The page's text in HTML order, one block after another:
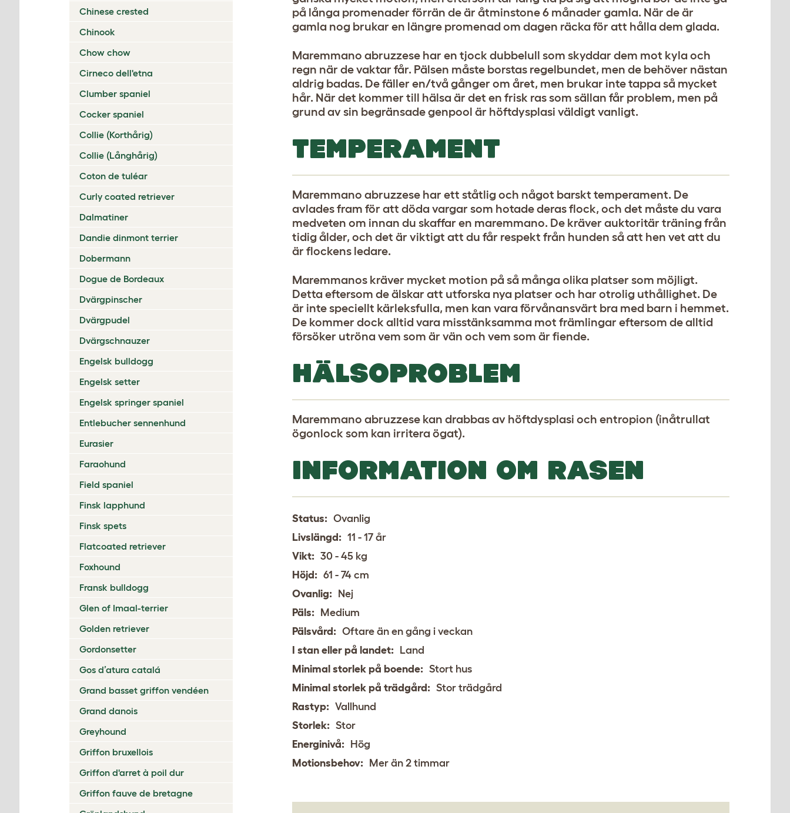
Chinese crested
Chinook
Chow chow
Cirneco dell'etna
Clumber spaniel
Cocker spaniel
Collie (Korthårig)
Collie (Långhårig)
Coton de tuléar
Curly coated retriever
Dalmatiner
Dandie dinmont terrier
Dobermann
Dogue de Bordeaux
Dvärgpinscher
Dvärgpudel
Dvärgschnauzer
Engelsk bulldogg
Engelsk setter
Engelsk springer spaniel
Entlebucher sennenhund
Eurasier
Faraohund
Field spaniel
Finsk lapphund
Finsk spets
Flatcoated retriever
Foxhound
Fransk bulldogg
Glen of Imaal-terrier
Golden retriever
Gordonsetter
Gos d’atura catalá
Grand basset griffon vendéen
Grand danois
Greyhound
Griffon bruxellois
Griffon d'arret à poil dur
Griffon fauve de bretagne
på långa promenader förrän de är åtminstone 6 månader gamla. När de är
gamla nog brukar en längre promenad om dagen räcka för att hålla dem glada.
Maremmano abruzzese har en tjock dubbelull som skyddar dem mot kyla och
regn när de vaktar får. Pälsen måste borstas regelbundet, men de behöver nästan
aldrig badas. De fäller en/två gånger om året, men brukar inte tappa så mycket
hår. När det kommer till hälsa är det en frisk ras som sällan får problem, men på
grund av sin begränsade genpool är höftdysplasi väldigt vanligt.
TEMPERAMENT
Maremmano abruzzese har ett ståtlig och något barskt temperament. De
avlades fram för att döda vargar som hotade deras flock, och det måste du vara
medveten om innan du skaffar en maremmano. De kräver auktoritär träning från
tidig ålder, och det är viktigt att du får respekt från hunden så att hen vet att du
är flockens ledare.
Maremmanos kräver mycket motion på så många olika platser som möjligt.
Detta eftersom de älskar att utforska nya platser och har otrolig uthållighet. De
är inte speciellt kärleksfulla, men kan vara förvånansvärt bra med barn i hemmet.
De kommer dock alltid vara misstänksamma mot främlingar eftersom de alltid
försöker utröna vem som är vän och vem som är fiende.
HÄLSOPROBLEM
Maremmano abruzzese kan drabbas av höftdysplasi och entropion (inåtrullat
ögonlock som kan irritera ögat).
INFORMATION OM RASEN
Status: Ovanlig
Livslängd: 11 - 17 år
Vikt: 30 - 45 kg
Höjd: 61 - 74 cm
Ovanlig: Nej
Päls: Medium
Pälsvård: Oftare än en gång i veckan
I stan eller på landet: Land
Minimal storlek på boende: Stort hus
Minimal storlek på trädgård: Stor trädgård
Rastyp: Vallhund
Storlek: Stor
Energinivå: Hög
Motionsbehov: Mer än 2 timmar